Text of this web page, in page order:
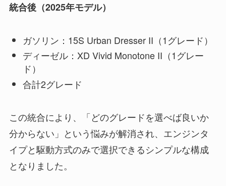
統合後（2025年モデル）
ガソリン：15S Urban Dresser II（1グレード）
ディーゼル：XD Vivid Monotone II（1グレー
ド）
合計2グレード
この統合により、「どのグレードを選べば良いか
分からない」という悩みが解消され、エンジンタ
イプと駆動方式のみで選択できるシンプルな構成
となりました。